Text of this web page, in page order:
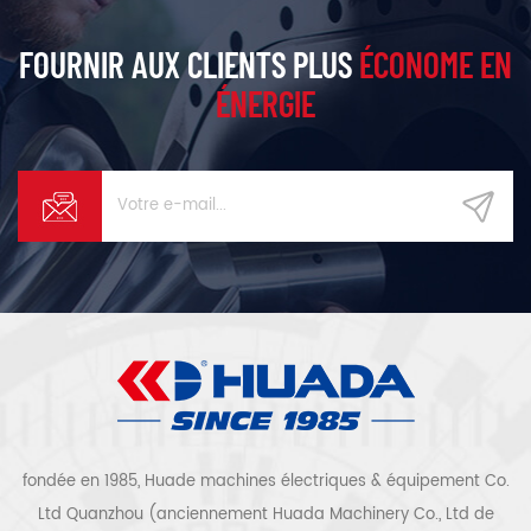
FOURNIR AUX CLIENTS PLUSÉCONOME EN
ÉNERGIE
fondée en 1985, Huade machines électriques & équipement Co.
Ltd Quanzhou (anciennement Huada Machinery Co., Ltd de